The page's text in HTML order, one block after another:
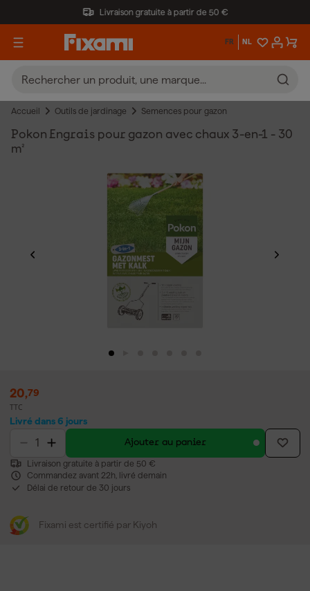
Livraison gratuite à partir de 50 €
FR NL
Accueil Outils de jardinage Semences pour gazon
Pokon Engrais pour gazon avec chaux 3-en-1 - 30
m²
20,79
TTC
Livré dans 6 jours
Ajouter au panier
Livraison gratuite à partir de 50 €
Commandez avant 22h, livré demain
Délai de retour de 30 jours
Fixami est certifié par Kiyoh